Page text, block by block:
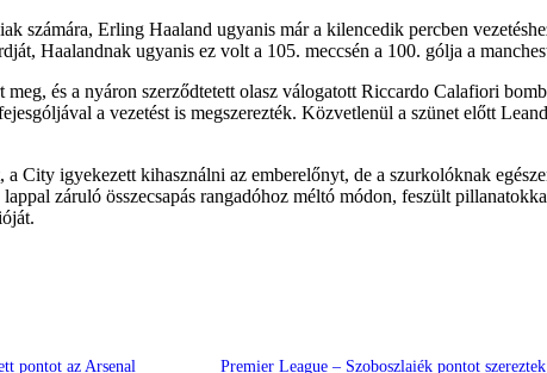
számára, Erling Haaland ugyanis már a kilencedik percben
Haalandnak ugyanis ez volt a 105. meccsén a 100. gólja a
és a nyáron szerződtetett olasz válogatott Riccardo Calafiori
a vezetést is megszerezték. Közvetlenül a szünet előtt
City igyekezett kihasználni az emberelőnyt, de a szurkolóknak
záruló összecsapás rangadóhoz méltó módon, feszült
pontot az Arsenal
Premier League – Szoboszlaiék pontot